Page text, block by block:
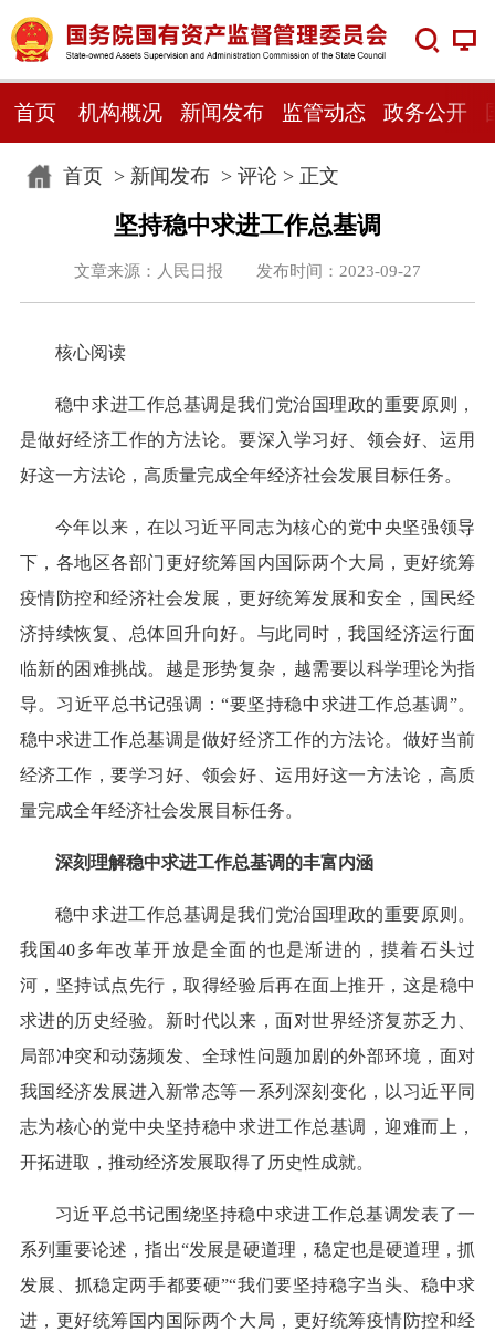
首页 机构概况 新闻发布 监管动态 政务公开
首页> 新闻发布> 评论 > 正文
坚持稳中求进工作总基调
文章来源：人民日报 发布时间：2023-09-27
核心阅读
稳中求进工作总基调是我们党治国理政的重要原则，
是做好经济工作的方法论。要深入学习好、领会好、运用
好这一方法论，高质量完成全年经济社会发展目标任务。
今年以来，在以习近平同志为核心的党中央坚强领导
下，各地区各部门更好统筹国内国际两个大局，更好统筹
疫情防控和经济社会发展，更好统筹发展和安全，国民经
济持续恢复、总体回升向好。与此同时，我国经济运行面
临新的困难挑战。越是形势复杂，越需要以科学理论为指
导。习近平总书记强调：“要坚持稳中求进工作总基调”。
稳中求进工作总基调是做好经济工作的方法论。做好当前
经济工作，要学习好、领会好、运用好这一方法论，高质
量完成全年经济社会发展目标任务。
深刻理解稳中求进工作总基调的丰富内涵
稳中求进工作总基调是我们党治国理政的重要原则。
我国40多年改革开放是全面的也是渐进的，摸着石头过
河，坚持试点先行，取得经验后再在面上推开，这是稳中
求进的历史经验。新时代以来，面对世界经济复苏乏力、
局部冲突和动荡频发、全球性问题加剧的外部环境，面对
我国经济发展进入新常态等一系列深刻变化，以习近平同
志为核心的党中央坚持稳中求进工作总基调，迎难而上，
开拓进取，推动经济发展取得了历史性成就。
习近平总书记围绕坚持稳中求进工作总基调发表了一
系列重要论述，指出“发展是硬道理，稳定也是硬道理，抓
发展、抓稳定两手都要硬”“我们要坚持稳字当头、稳中求
进，更好统筹国内国际两个大局，更好统筹疫情防控和经